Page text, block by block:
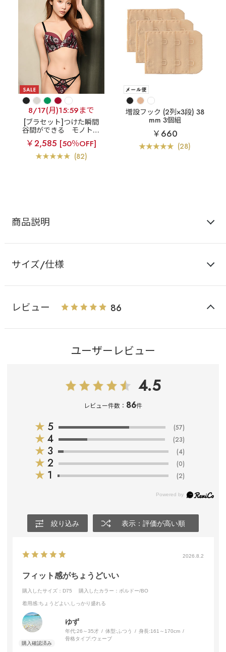
8/17(月)15:59まで
[ブラセット]つけた瞬間
谷間ができる
モノトー
ン フラワーレース 超盛
ブラ(R) ブラジャー&ショ
ーツ
￥2,585 [50％OFF]
(82)
増設フック (2列×3段) 38
mm 3個組
￥660
(28)
商品説明
サイズ/仕様
レビュー 86
ユーザーレビュー
4.5
レビュー件数： 86件
★ 5 (57)
★ 4 (23)
★ 3 (4)
★ 2 (0)
★ 1 (2)
絞り込み 表示：評価が高い順
2026.8.2
フィット感がちょうどいい
購入したサイズ：D75 購入したカラー：ボルドー/BO
着用感:ちょうどよい,しっかり盛れる
ゆず
年代:26～35才 体型:ふつう 身長:161～170cm
骨格タイプ:ウェーブ